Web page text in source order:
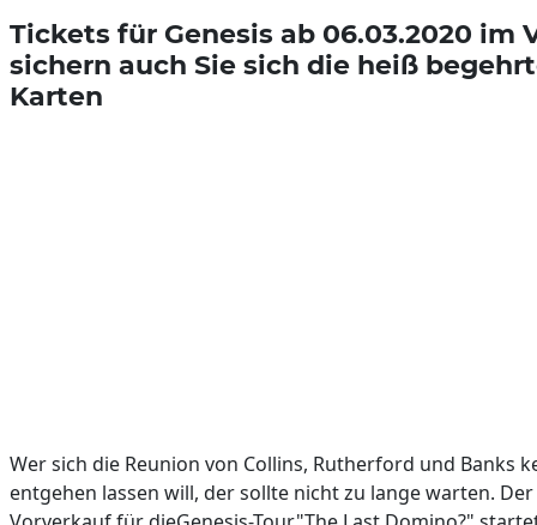
Tickets für Genesis ab 06.03.2020 im
sichern auch Sie sich die heiß
Karten
Wer sich die Reunion von Collins, Rutherford und Banks
entgehen lassen will, der sollte nicht zu lange warten.